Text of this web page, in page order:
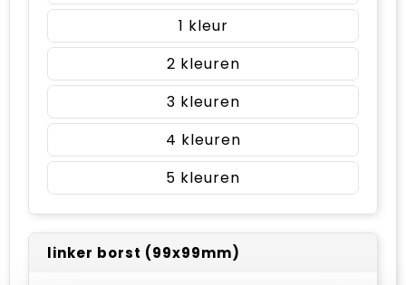
1
2
3
4
5
linker borst (99x99mm)